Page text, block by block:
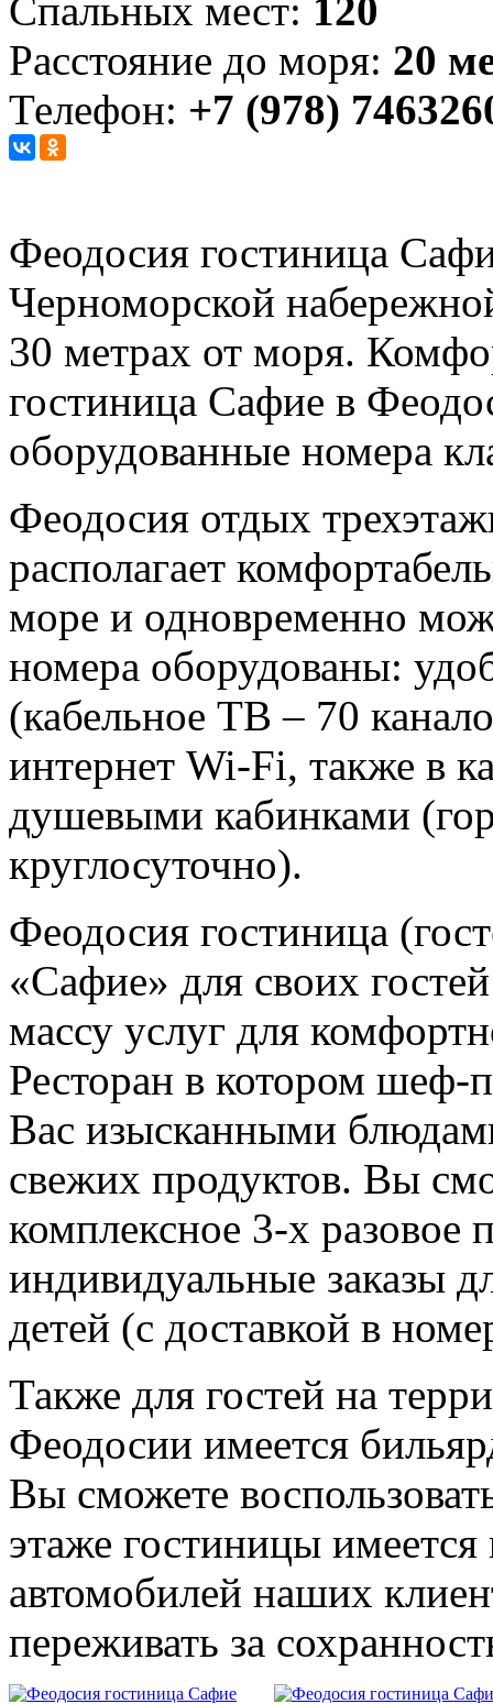
Спальных мест: 120
Расстояние до моря: 20
Телефон: +7 (978)
Феодосия гостиница
Черноморской
30 метрах от моря.
гостиница Сафие в
оборудованные номера
Феодосия отдых
располагает
море и одновременно
номера оборудованы:
(кабельное ТВ – 70
интернет Wi-Fi, также в
душевыми кабинками
круглосуточно).
Феодосия гостиница
«Сафие» для своих
массу услуг для
Ресторан в котором шеф-
Вас изысканными
свежих продуктов. Вы
комплексное 3-х разовое
индивидуальные заказы
детей (с доставкой в
Также для гостей на
Феодосии имеется
Вы сможете
этаже гостиницы
автомобилей наших
переживать за